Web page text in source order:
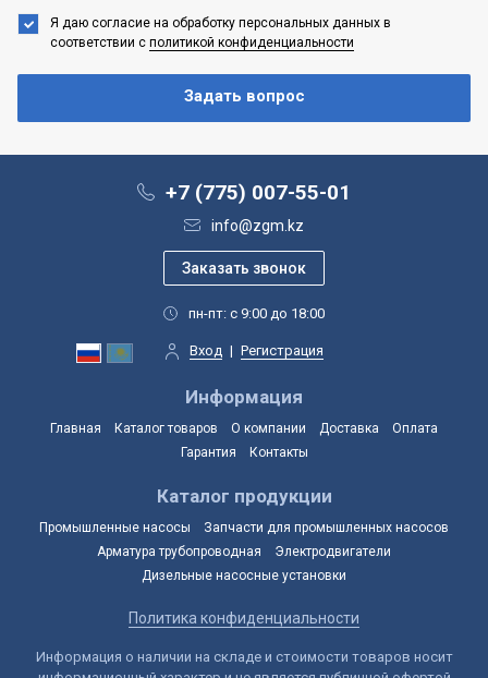
Я даю согласие на обработку персональных данных в
соответствии с политикой конфиденциальности
+7 (775) 007-55-01
info@zgm.kz
пн-пт: с 9:00 до 18:00
Вход | Регистрация
Информация
Главная Каталог товаров О компании Доставка
Оплата
Гарантия
Контакты
Каталог продукции
Промышленные насосы
Запчасти для промышленных насосов
Арматура трубопроводная
Электродвигатели
Дизельные насосные установки
Политика конфиденциальности
Информация о наличии на складе и стоимости товаров носит